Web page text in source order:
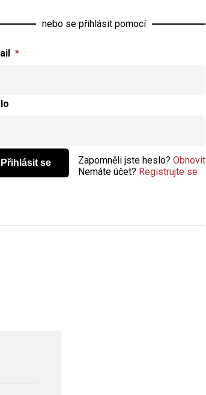
nebo se přihlásit pomocí
*
Přihlásit se Zapomněli jste heslo? Obnovit
Nemáte účet? Registrujte se